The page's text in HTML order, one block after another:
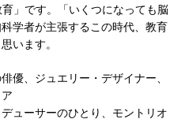
」です。「いくつになっても脳
学者が主張するこの時代、教育
います。
優、ジュエリー・デザイナー、
ューサーのひとり、モントリオ